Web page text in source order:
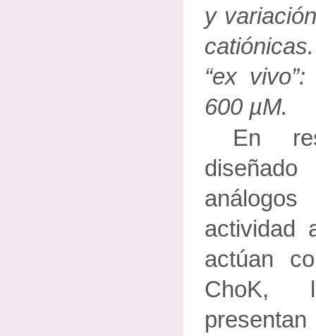
y
“ex
600 µM.
En
actividad
actúan
ChoK,